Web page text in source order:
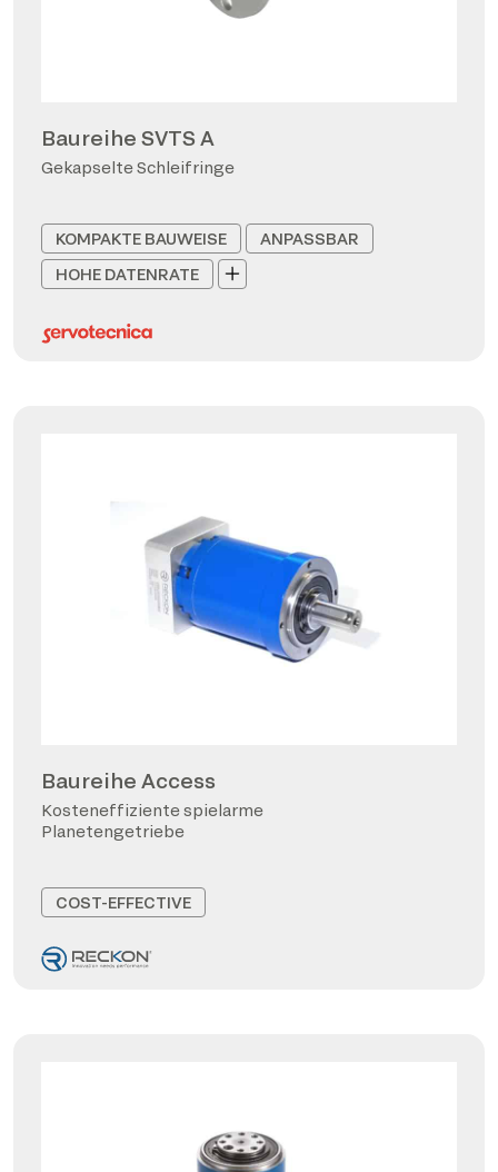
Baureihe SVTS A
Gekapselte Schleifringe
KOMPAKTE BAUWEISE
ANPASSBAR
HOHE DATENRATE
Baureihe Access
Kosteneffiziente spielarme
Planetengetriebe
COST-EFFECTIVE